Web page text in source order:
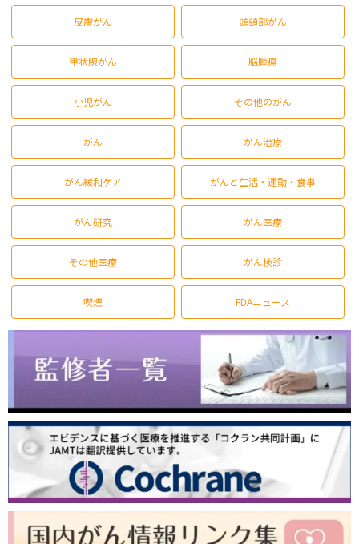
皮膚がん 頭頸部がん
甲状腺がん 脳腫瘍
小児がん その他のがん
がん がん治療
がん緩和ケア がんと生活・運動・食事
がん研究 がん医療
その他医療 がん検診
喫煙 FDAニュース